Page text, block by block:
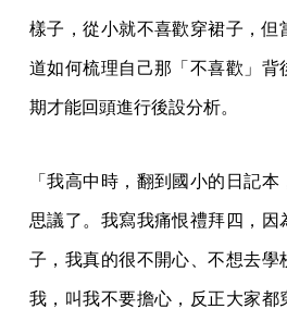
樣子，從小就不喜歡穿裙子，但
道如何梳理自己那「不喜歡」背
期才能回頭進行後設分析。
「我高中時，翻到國小的日記
思議了。我寫我痛恨禮拜四，因
子，我真的很不開心、不想去學
我，叫我不要擔心，反正大家都